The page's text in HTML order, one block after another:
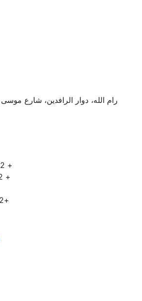
رام الله، دوار الرافدين، شارع